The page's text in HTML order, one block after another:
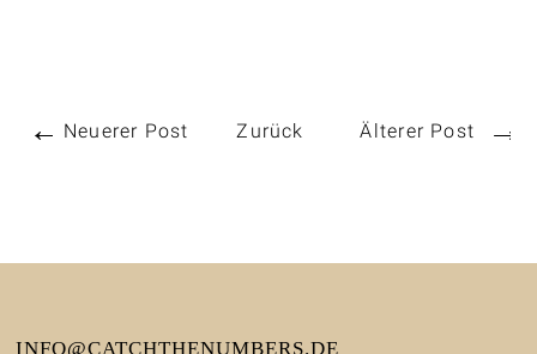
Neuerer Post Zurück Älterer Post
INFO@CATCHTHENUMBERS.DE